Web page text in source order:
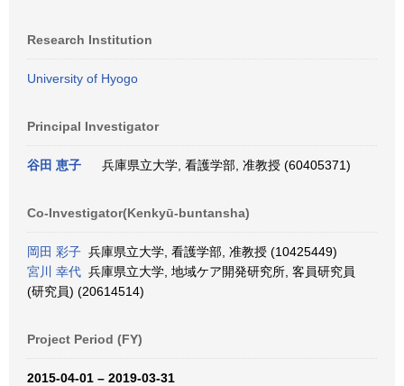
Research Institution
University of Hyogo
Principal Investigator
谷田 恵子 兵庫県立大学, 看護学部, 准教授 (60405371)
Co-Investigator(Kenkyū-buntansha)
岡田 彩子 兵庫県立大学, 看護学部, 准教授 (10425449)
宮川 幸代 兵庫県立大学, 地域ケア開発研究所, 客員研究員
(研究員) (20614514)
Project Period (FY)
2015-04-01 – 2019-03-31